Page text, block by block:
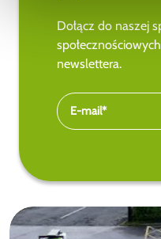
Dołącz do naszej
newslettera.